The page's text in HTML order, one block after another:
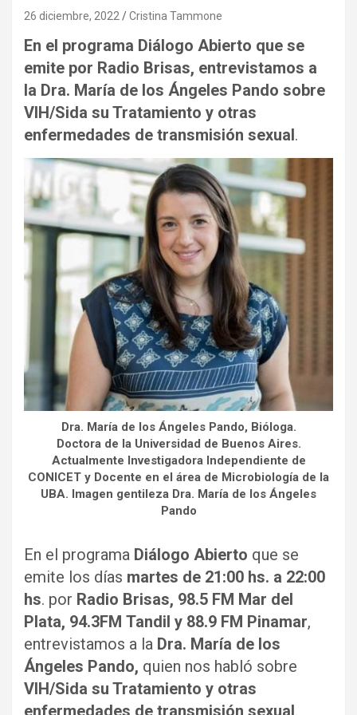
26 diciembre, 2022 Cristina Tammone
En el programa Diálogo Abierto que se
emite por Radio Brisas, entrevistamos a
la Dra. María de los Ángeles Pando sobre
VIH/Sida su Tratamiento y otras
enfermedades de transmisión sexual.
Dra. María de los Ángeles Pando, Bióloga.
Doctora de la Universidad de Buenos Aires.
Actualmente Investigadora Independiente de
CONICET y Docente en el área de Microbiología de la
UBA. Imagen gentileza Dra. María de los Ángeles
Pando
En el programa Diálogo Abierto que se
emite los días martes de 21:00 hs. a 22:00
hs. por Radio Brisas, 98.5 FM Mar del
Plata, 94.3FM Tandil y 88.9 FM Pinamar,
entrevistamos a la Dra. María de los
Ángeles Pando, quien nos habló sobre
VIH/Sida su Tratamiento y otras
enfermedades de transmisión sexual.